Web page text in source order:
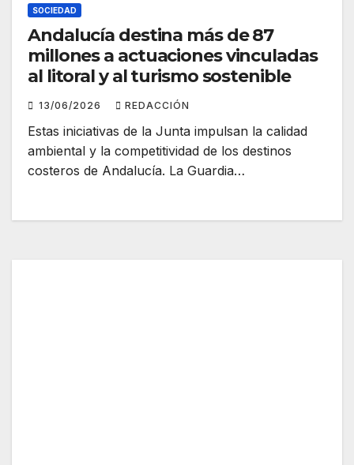
SOCIEDAD
Andalucía destina más de 87
millones a actuaciones vinculadas
al litoral y al turismo sostenible
13/06/2026 REDACCIÓN
Estas iniciativas de la Junta impulsan la calidad
ambiental y la competitividad de los destinos
costeros de Andalucía. La Guardia…